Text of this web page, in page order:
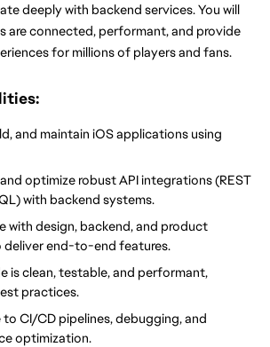
deeply with backend services. You will
are connected, performant, and provide
for millions of players and fans.
and maintain iOS applications using
optimize robust API integrations (REST
with backend systems.
with design, backend, and product
deliver end-to-end features.
is clean, testable, and performant,
practices.
CI/CD pipelines, debugging, and
optimization.